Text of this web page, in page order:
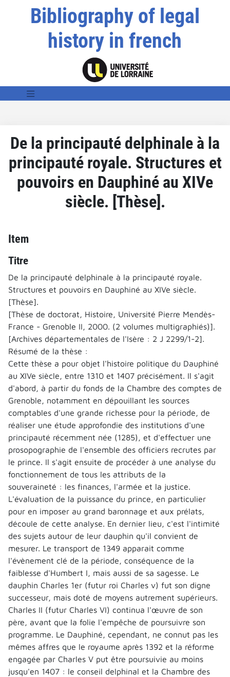
Bibliography of legal
history in french
De la principauté delphinale à la
principauté royale. Structures et
pouvoirs en Dauphiné au XIVe
siècle. [Thèse].
Item
Titre
De la principauté delphinale à la principauté royale.
Structures et pouvoirs en Dauphiné au XIVe siècle.
[Thèse].
[Thèse de doctorat, Histoire, Université Pierre Mendès-
France - Grenoble II, 2000. (2 volumes multigraphiés)].
[Archives départementales de l'Isère : 2 J 2299/1-2].
Résumé de la thèse :
Cette thèse a pour objet l'histoire politique du Dauphiné
au XIVe siècle, entre 1310 et 1407 précisément. Il s'agit
d'abord, à partir du fonds de la Chambre des comptes de
Grenoble, notamment en dépouillant les sources
comptables d'une grande richesse pour la période, de
réaliser une étude approfondie des institutions d'une
principauté récemment née (1285), et d'effectuer une
prosopographie de l'ensemble des officiers recrutes par
le prince. Il s'agit ensuite de procéder à une analyse du
fonctionnement de tous les attributs de la
souveraineté : les finances, l'armée et la justice.
L'évaluation de la puissance du prince, en particulier
pour en imposer au grand baronnage et aux prélats,
découle de cette analyse. En dernier lieu, c'est l'intimité
des sujets autour de leur dauphin qu'il convient de
mesurer. Le transport de 1349 apparait comme
l'évènement clé de la période, conséquence de la
faiblesse d'Humbert I, mais aussi de sa sagesse. Le
dauphin Charles 1er (futur roi Charles v) fut son digne
successeur, mais doté de moyens autrement supérieurs.
Charles II (futur Charles VI) continua l'œuvre de son
père, avant que la folie l'empêche de poursuivre son
programme. Le Dauphiné, cependant, ne connut pas les
mêmes affres que le royaume après 1392 et la réforme
engagée par Charles V put être poursuivie au moins
jusqu'en 1407 : le conseil delphinal et la Chambre des